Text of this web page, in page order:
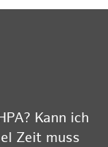
Kann ich
Zeit muss